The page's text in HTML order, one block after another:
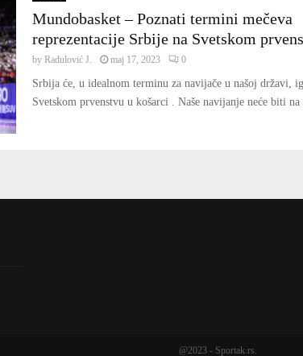
Mundobasket – Poznati termini mečeva
reprezentacije Srbije na Svetskom
by Radulović J. maj 17, 2023 0
Srbija će, u idealnom terminu za navijače u našoj državi,
Svetskom prvenstvu u košarci . Naše navijanje neće biti na
@2023 - Sportak.rs.